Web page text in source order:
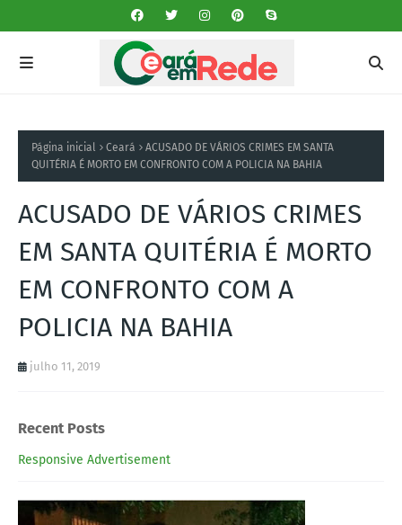
Página inicial Ceará
ACUSADO DE VÁRIOS CRIMES EM SANTA
QUITÉRIA É MORTO EM CONFRONTO COM A POLICIA NA BAHIA
ACUSADO DE VÁRIOS CRIMES
EM SANTA QUITÉRIA É MORTO
EM CONFRONTO COM A
POLICIA NA BAHIA
julho 11, 2019
Recent Posts
Responsive Advertisement